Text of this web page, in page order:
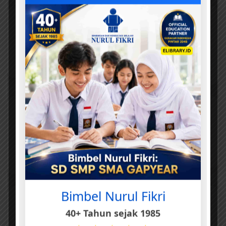
Hijaiyah
Lhat Koleksi
Melingkari
Lhat Koleksi
Menebalkan
Garis
Lhat Koleksi
Mencari
Perbedaan
Lhat Koleksi
Waktu
Lhat Koleksi
Warna
Lhat Koleksi
Bimbel Nurul Fikri
40+ Tahun sejak 1985